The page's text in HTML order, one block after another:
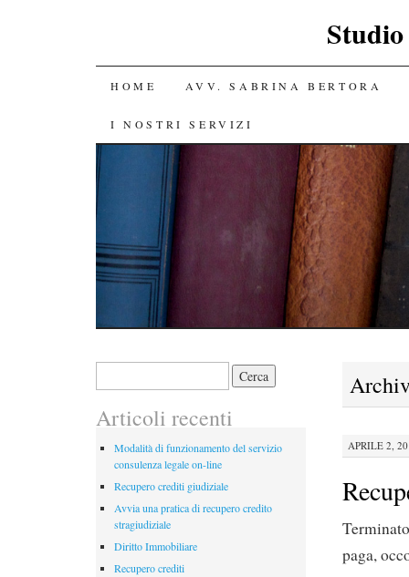
SALTA IL CONTENUTO
HOME AVV. SABRINA BERTORA
I NOSTRI SERVIZI
APRILE 2,
paga,
Articoli recenti
Modalità di funzionamento del servizio
consulenza legale on-line
Recupero crediti giudiziale
Avvia una pratica di recupero credito
stragiudiziale
Diritto Immobiliare
Recupero crediti